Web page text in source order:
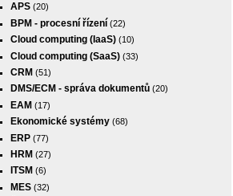
APS(20)
BPM - procesní řízení(22)
Cloud computing (IaaS)(10)
Cloud computing (SaaS)(33)
CRM (51)
DMS/ECM - správa dokumentů(20)
EAM (17)
Ekonomické systémy(68)
ERP(77)
HRM (27)
ITSM (6)
MES(32)